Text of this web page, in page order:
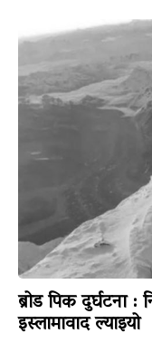
ब्रोड पिक दुर्घटना :
इस्लामावाद ल्याइयो